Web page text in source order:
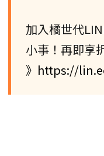
加入橘世代
小事！再即享
》https://